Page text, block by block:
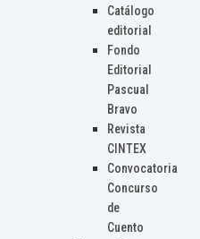
Catálogo
editorial
Fondo
Editorial
Pascual
Bravo
Revista
CINTEX
Convocatoria
Concurso
de
Cuento